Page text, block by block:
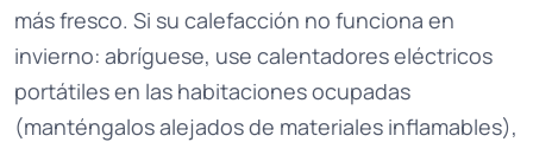
más fresco. Si su calefacción no funciona en
invierno: abríguese, use calentadores eléctricos
portátiles en las habitaciones ocupadas
(manténgalos alejados de materiales inflamables),